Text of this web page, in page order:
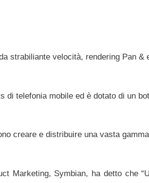
strabiliante velocità, rendering Pan &
di telefonia mobile ed è dotato di un
creare e distribuire una vasta
Marketing, Symbian, ha detto che